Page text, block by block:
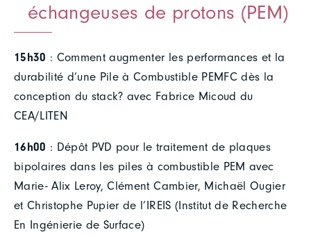
échangeuses de protons (PEM)
15h30 : Comment augmenter les performances et la
durabilité d’une Pile à Combustible PEMFC dès la
conception du stack? avec Fabrice Micoud du
CEA/LITEN
16h00 : Dépôt PVD pour le traitement de plaques
bipolaires dans les piles à combustible PEM avec
Marie- Alix Leroy, Clément Cambier, Michaël Ougier
et Christophe Pupier de l’IREIS (Institut de Recherche
En Ingénierie de Surface)